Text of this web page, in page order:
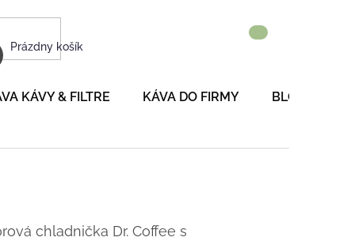
NÁKUPNÝ
KOŠÍK
Prázdny košík
KÁVY & FILTRE KÁVA DO FIRMY BLOG
chladnička Dr. Coffee s